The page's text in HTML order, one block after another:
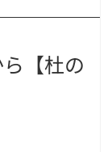
【杜の